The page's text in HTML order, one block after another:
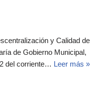
y Calidad de
de Gobierno Municipal,
del corriente… Leer más »